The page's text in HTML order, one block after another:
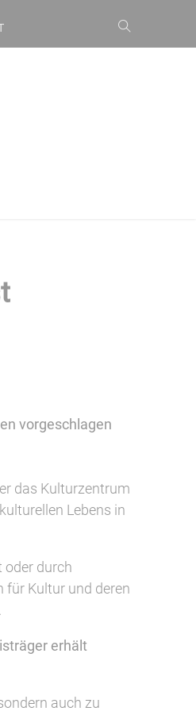
vorgeschlagen
das Kulturzentrum
Lebens in
oder durch
für Kultur und deren
erhält
auch zu